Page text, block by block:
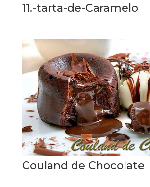
11.-tarta-de-Caramelo
Couland de Chocolate